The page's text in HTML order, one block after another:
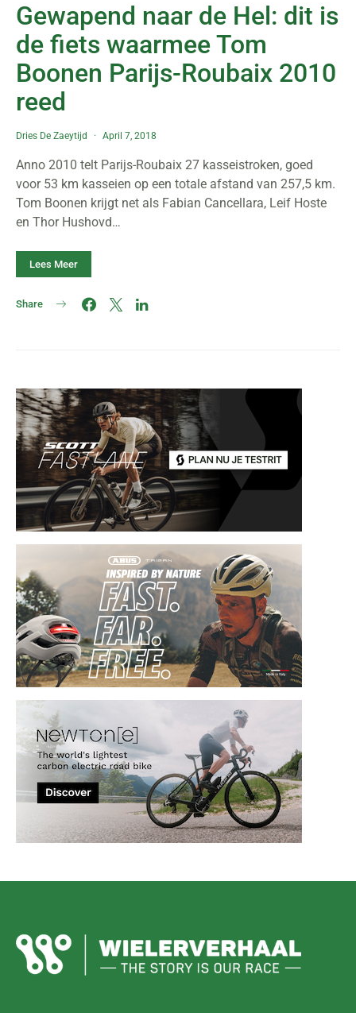
Gewapend naar de Hel: dit is
de fiets waarmee Tom
Boonen Parijs-Roubaix 2010
reed
Dries De Zaeytijd April 7, 2018
Anno 2010 telt Parijs-Roubaix 27 kasseistroken, goed
voor 53 km kasseien op een totale afstand van 257,5 km.
Tom Boonen krijgt net als Fabian Cancellara, Leif Hoste
en Thor Hushovd…
Lees Meer
Share